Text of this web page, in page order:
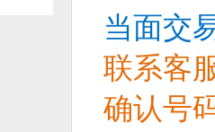
当面交
联系客
确认号